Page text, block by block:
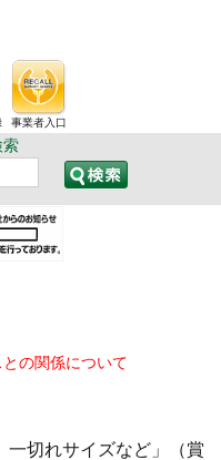
事業者入口
索
の関係について
切れサイズなど」（賞